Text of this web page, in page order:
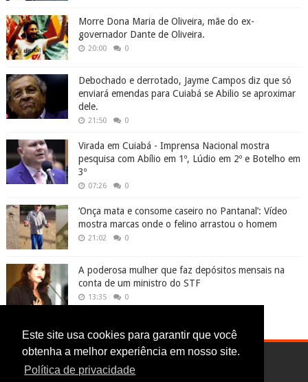
Este site usa cookies para garantir que você
obtenha a melhor experiência em nosso site.
Política de privacidade
Morre Dona Maria de Oliveira, mãe do ex-
governador Dante de Oliveira.
20:00 0
Debochado e derrotado, Jayme Campos diz que só
enviará emendas para Cuiabá se Abilio se aproximar
dele.
21:50 0
Virada em Cuiabá - Imprensa Nacional mostra
pesquisa com Abílio em 1º, Lúdio em 2º e Botelho em
3º
07:26 0
‘Onça mata e consome caseiro no Pantanal’: Vídeo
mostra marcas onde o felino arrastou o homem
21:02 0
A poderosa mulher que faz depósitos mensais na
conta de um ministro do STF
13:35 0